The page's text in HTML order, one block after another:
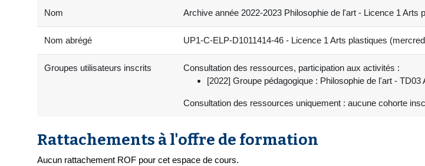
Nom Archive année 2022-2023 Philosophie de l'art - Licence 1 Arts
Nom abrégé UP1-C-ELP-D1011414-46 - Licence 1 Arts plastiques
Groupes utilisateurs inscrits
Consultation des ressources, participation aux activités :
[2022] Groupe pédagogique : Philosophie de l'art -
Consultation des ressources uniquement : aucune cohorte
Rattachements à l'offre de formation
Aucun rattachement ROF pour cet espace de cours.